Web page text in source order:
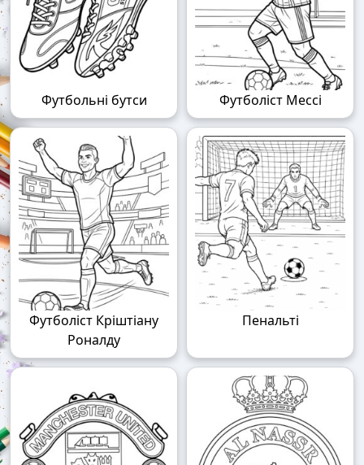
Футбольні бутси Футболіст Мессі
Футболіст Кріштіану
Роналду
Пенальті